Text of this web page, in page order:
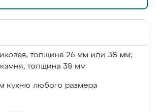
толщина 26 мм или 38 мм;
толщина 38 мм
кухню любого размера